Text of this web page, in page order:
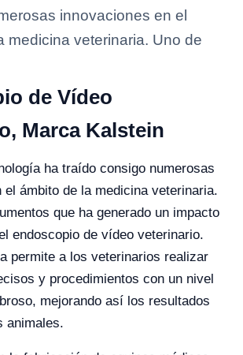
innovaciones en el
medicina veterinaria. Uno de
de Vídeo
Marca Kalstein
ha traído consigo numerosas
el ámbito de la medicina veterinaria.
que ha generado un impacto
endoscopio de vídeo veterinario.
permite a los veterinarios realizar
y procedimientos con un nivel
mejorando así los resultados
animales.